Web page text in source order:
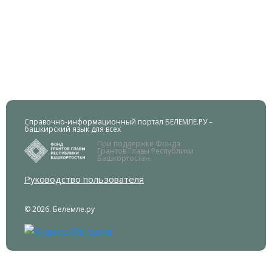
Справочно-информационный портал БЕЛЕМЛЕ.РУ –
башкирский язык для всех
При поддержке Фонда
Грантов Главы Республики
Башкортостан.
Руководство пользователя
© 2026. Белемле.ру